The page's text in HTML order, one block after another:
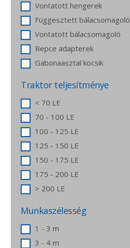
Vontatott hengerek
Függesztett bálacsomagoló
Vontatott bálacsomagoló
Repce adapterek
Gabonaasztal kocsik
Traktor teljesítménye
< 70 LE
70 - 100 LE
100 - 125 LE
125 - 150 LE
150 - 175 LE
175 - 200 LE
> 200 LE
Munkaszélesség
1 - 3 m
3 - 4 m